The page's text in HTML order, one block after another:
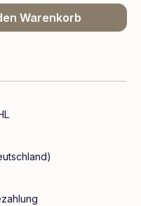
gewünschten
Warenkorb